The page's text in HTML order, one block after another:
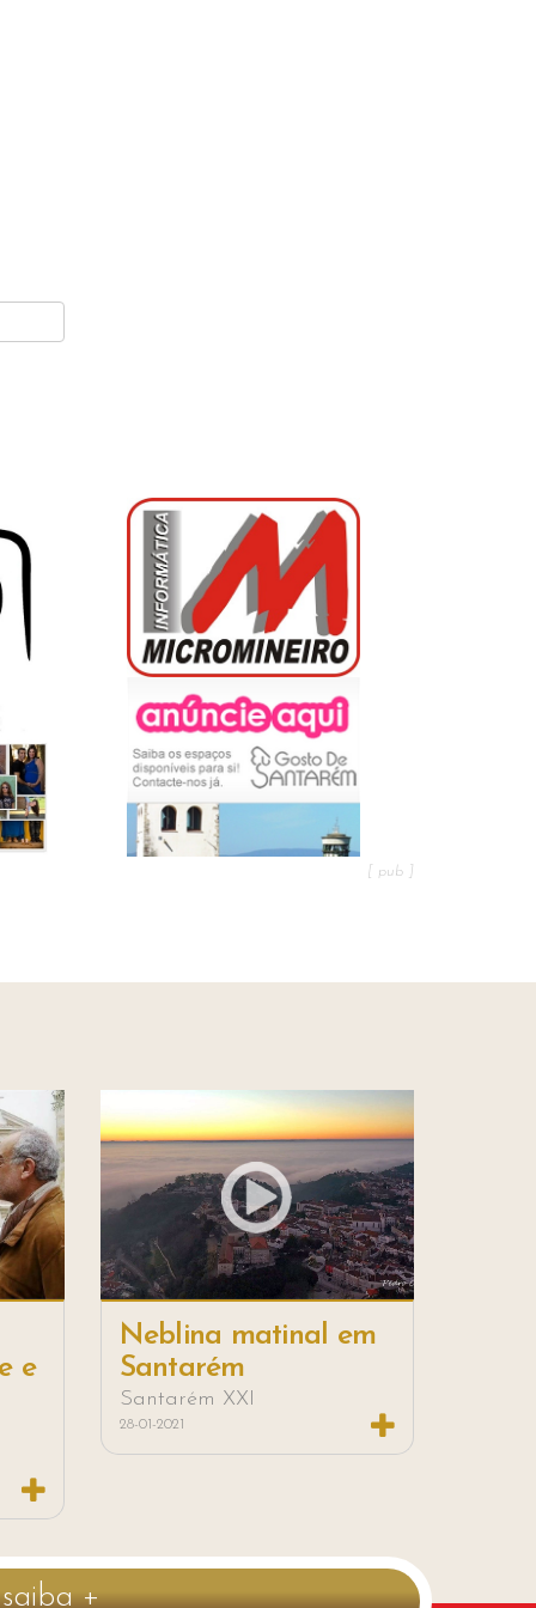
[ pub ]
e
Neblina matinal em
Santarém
Santarém XXI
28-01-2021
+